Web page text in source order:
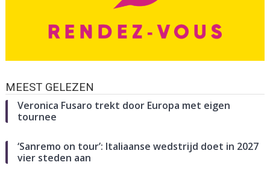
MEEST GELEZEN
Veronica Fusaro trekt door Europa met eigen
tournee
‘Sanremo on tour’: Italiaanse wedstrijd doet in 2027
vier steden aan